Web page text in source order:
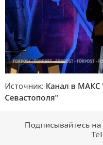
Источник: Канал в МАКС
Севастополя"
Подписывайтесь